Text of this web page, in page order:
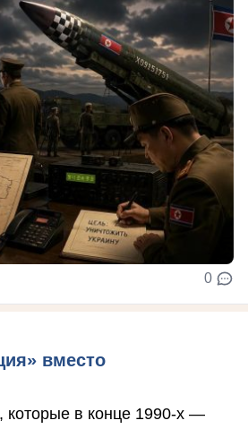
0
вместо
которые в конце 1990-х —